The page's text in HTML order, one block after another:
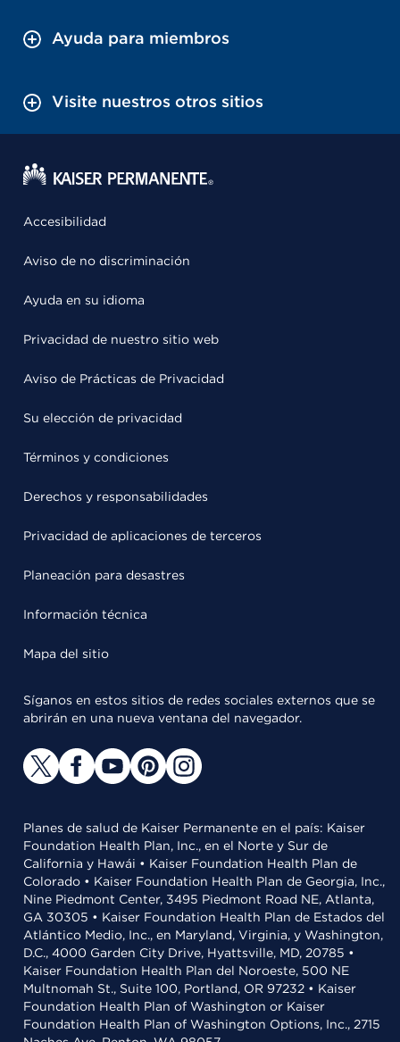
Ayuda para miembros
Visite nuestros otros sitios
Accesibilidad
Aviso de no discriminación
Ayuda en su idioma
Privacidad de nuestro sitio web
Aviso de Prácticas de Privacidad
Su elección de privacidad
Términos y condiciones
Derechos y responsabilidades
Privacidad de aplicaciones de terceros
Planeación para desastres
Información técnica
Mapa del sitio
Síganos en estos sitios de redes sociales externos que se
abrirán en una nueva ventana del navegador.
Planes de salud de Kaiser Permanente en el país: Kaiser
Foundation Health Plan, Inc., en el Norte y Sur de
California y Hawái • Kaiser Foundation Health Plan de
Colorado • Kaiser Foundation Health Plan de Georgia, Inc.,
Nine Piedmont Center, 3495 Piedmont Road NE, Atlanta,
GA 30305 • Kaiser Foundation Health Plan de Estados del
Atlántico Medio, Inc., en Maryland, Virginia, y Washington,
D.C., 4000 Garden City Drive, Hyattsville, MD, 20785 •
Kaiser Foundation Health Plan del Noroeste, 500 NE
Multnomah St., Suite 100, Portland, OR 97232 • Kaiser
Foundation Health Plan of Washington or Kaiser
Foundation Health Plan of Washington Options, Inc., 2715